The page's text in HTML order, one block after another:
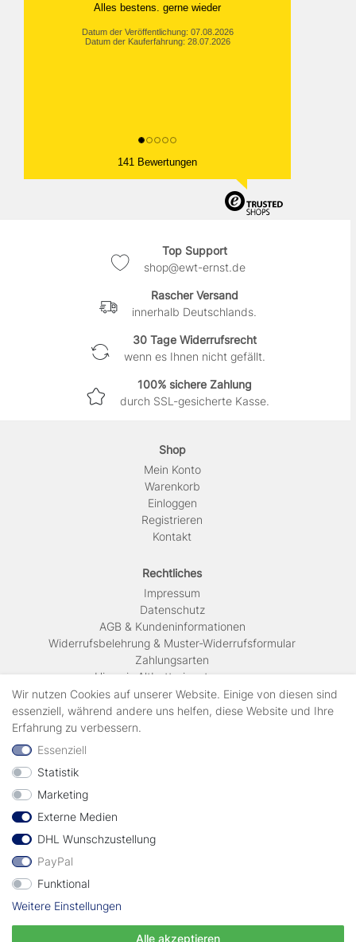
Alles bestens. gerne wieder
Datum der Veröffentlichung: 07.08.2026
Datum der Kauferfahrung: 28.07.2026
141 Bewertungen
Top Support
shop@ewt-ernst.de
Rascher Versand
innerhalb Deutschlands.
30 Tage Widerrufsrecht
wenn es Ihnen nicht gefällt.
100% sichere Zahlung
durch SSL-gesicherte Kasse.
Shop
Mein Konto
Warenkorb
Einloggen
Registrieren
Kontakt
Rechtliches
Impressum
Daten­schutz
AGB & Kundeninformationen
Widerrufsbelehrung & Muster-Widerrufsformular
Zahlungsarten
Hinweis Altbatterieentsorgung
Versandkosten & Lieferinformationen
Zahlungsarten
geprüft durch
Vertrag widerrufen
Wir nutzen Cookies auf unserer Website. Einige von diesen sind
essenziell, während andere uns helfen, diese Website und Ihre
Erfahrung zu verbessern.
Essenziell
Statistik
Marketing
Externe Medien
DHL Wunschzustellung
PayPal
Funktional
Weitere Einstellungen
Alle akzeptieren